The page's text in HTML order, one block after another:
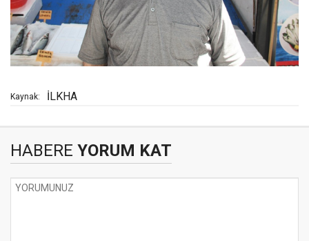
Kaynak: İLKHA
HABERE YORUM KAT